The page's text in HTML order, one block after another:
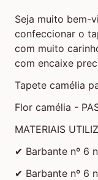
Seja muito bem-
confeccionar o
com muito
com encaixe
Tapete camélia
Flor camélia -
MATERIAIS
✔ Barbante nº 6
✔ Barbante nº 6